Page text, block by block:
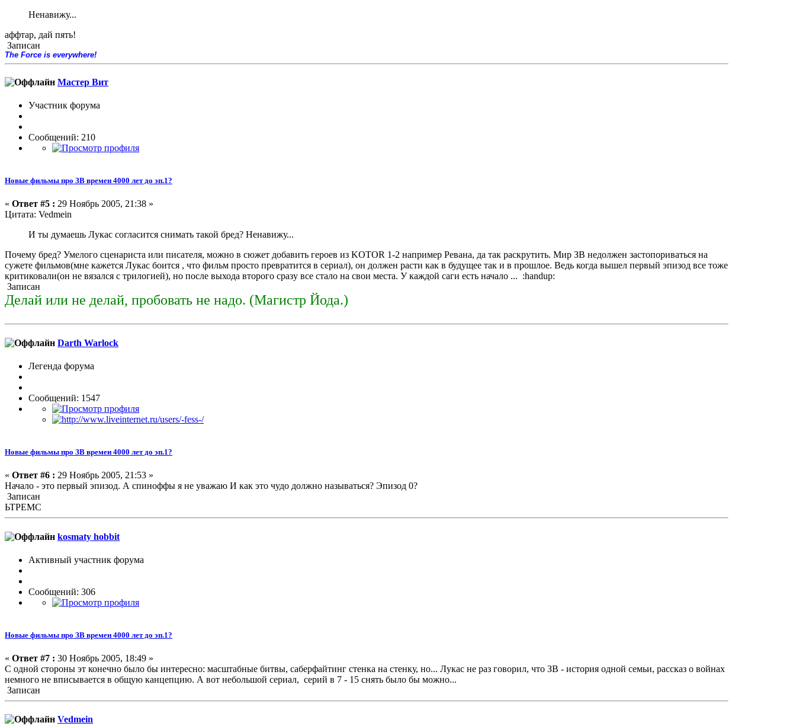
Ненавижу...
аффтар, дай пять!
Записан
The Force is everywhere!
Мастер Вит
Участник форума
Сообщений: 210
Новые фильмы про ЗВ времен 4000 лет до эп.1?
« Ответ #5 : 29 Ноябрь 2005, 21:38 »
Цитата: Vedmein
И ты думаешь Лукас согласится снимать такой бред? Ненавижу...
Почему бред? Умелого сценариста или писателя, можно в сюжет добавить героев из KOTOR 1-2 например Ревана, да так раскрутить. Мир ЗВ недолжен застопориваться на
сужете фильмов(мне кажется Лукас боится , что фильм просто превратится в сериал), он должен расти как в будущее так и в прошлое. Ведь когда вышел первый эпизод все тоже
критиковали(он не вязался с трилогией), но после выхода второго сразу все стало на свои места. У каждой саги есть начало ... :handup:
Записан
Делай или не делай, пробовать не надо. (Магистр Йода.)
Darth Warlock
Легенда форума
Сообщений: 1547
Новые фильмы про ЗВ времен 4000 лет до эп.1?
« Ответ #6 : 29 Ноябрь 2005, 21:53 »
Начало - это первый эпизод. А спиноффы я не уважаю И как это чудо должно называться? Эпизод 0?
Записан
ЬТРЕМС
kosmaty hobbit
Активный участник форума
Сообщений: 306
Новые фильмы про ЗВ времен 4000 лет до эп.1?
« Ответ #7 : 30 Ноябрь 2005, 18:49 »
С одной стороны эт конечно было бы интересно: масштабные битвы, саберфайтинг стенка на стенку, но... Лукас не раз говорил, что ЗВ - история одной семьи, рассказ о войнах
немного не вписывается в общую канцепцию. А вот небольшой сериал, серий в 7 - 15 снять было бы можно...
Записан
Vedmein